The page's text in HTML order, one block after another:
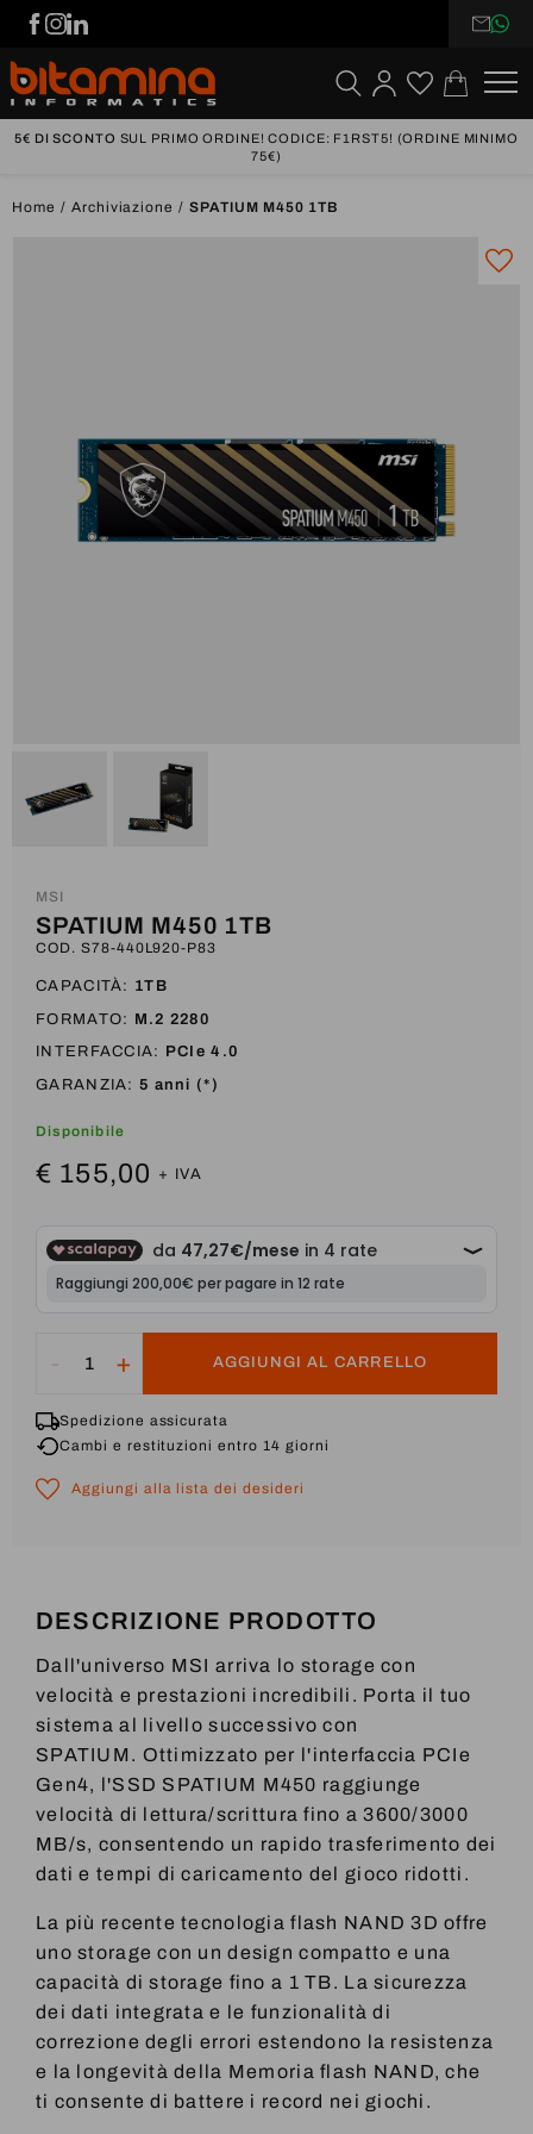
5€ DI SCONTO SUL PRIMO ORDINE! CODICE: F1RST5! (ORDINE MINIMO
75€)
Home Archiviazione SPATIUM M450 1TB
MSI
SPATIUM M450 1TB
COD. S78-440L920-P83
CAPACITÀ: 1TB
FORMATO: M.2 2280
INTERFACCIA:
PCIe 4.0
GARANZIA: 5 anni (*)
Disponibile
€ 155,00
- + AGGIUNGI AL CARRELLO
Spedizione assicurata
Cambi e restituzioni entro 14 giorni
Aggiungi alla lista dei desideri
DESCRIZIONE PRODOTTO
Dall'universo MSI arriva lo storage con
velocità e prestazioni incredibili. Porta il tuo
sistema al livello successivo con
SPATIUM. Ottimizzato per l'interfaccia PCIe
Gen4, l'SSD SPATIUM M450 raggiunge
velocità di lettura/scrittura fino a 3600/3000
MB/s, consentendo un rapido trasferimento dei
dati e tempi di caricamento del gioco ridotti.
La più recente tecnologia flash NAND 3D offre
uno storage con un design compatto e una
capacità di storage fino a 1 TB. La sicurezza
dei dati integrata e le funzionalità di
correzione degli errori estendono la resistenza
e la longevità della Memoria flash NAND, che
ti consente di battere i record nei giochi.